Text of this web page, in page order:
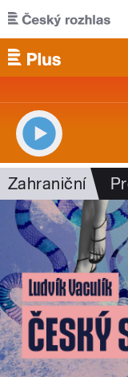
Přejít k hlavnímu
Zahraniční